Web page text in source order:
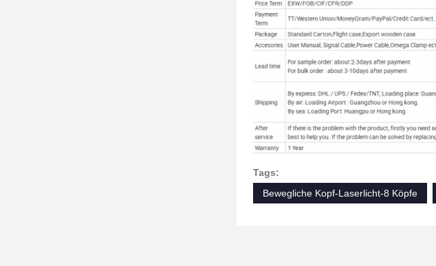
Tags:
Bewegliche Kopf-Laserlicht-8 Köpfe